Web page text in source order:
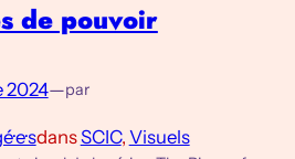
de pouvoir
2024—par
dansSCIC, Visuels